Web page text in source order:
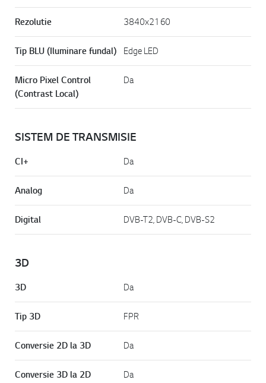
Rezolutie 3840x2160
Tip BLU (Iluminare fundal) Edge LED
Micro Pixel Control
(Contrast Local)
Da
SISTEM DE TRANSMISIE
CI+ Da
Analog Da
Digital DVB-T2, DVB-C, DVB-S2
3D
3D Da
Tip 3D FPR
Conversie 2D la 3D Da
Conversie 3D la 2D Da